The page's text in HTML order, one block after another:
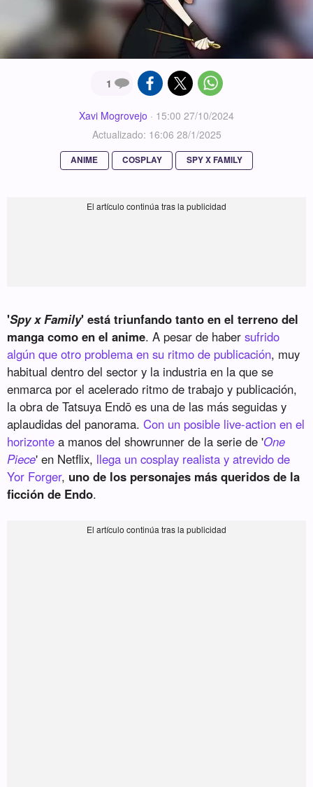
1
Xavi Mogrovejo · 15:00 27/10/2024
Actualizado: 16:06 28/1/2025
ANIME COSPLAY SPY X FAMILY
'Spy x Family' está triunfando tanto en el terreno del
manga como en el anime. A pesar de habersufrido
algún que otro problema en su ritmo de publicación, muy
habitual dentro del sector y la industria en la que se
enmarca por el acelerado ritmo de trabajo y publicación,
la obra de Tatsuya Endō es una de las más seguidas y
aplaudidas del panorama.Con un posible live-action en el
horizonte a manos del showrunner de la serie de 'One
Piece' en Netflix, llega un cosplay realista y atrevido de
Yor Forger, uno de los personajes más queridos de la
ficción de Endo.